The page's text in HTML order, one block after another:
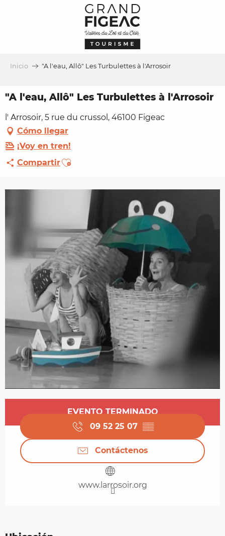
Inicio "A l'eau, Allô" Les Turbulettes à l'Arrosoir
"A l'eau, Allô" Les Turbulettes à l'Arrosoir
l' Arrosoir, 5 rue du crussol, 46100 Figeac
Cómo llegar
¡Voy en tren!
CompartirAjouter aux favoris
Horarios y datos de contacto
EVENTO TERMINADO
09 52 25 07 ▒▒
Contáctenos
www.larrosoir.org